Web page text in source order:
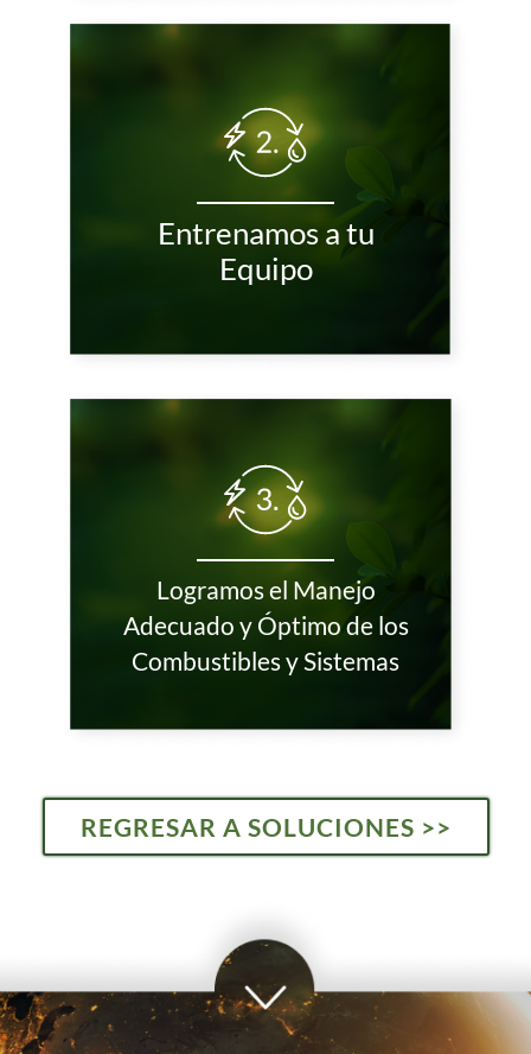
Entrenamos a tu
Equipo
Logramos el Manejo
Adecuado y Óptimo de los
Combustibles y Sistemas
REGRESAR A SOLUCIONES >>